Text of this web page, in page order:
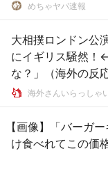
めちゃヤバ速報
大相撲ロンドン公
にイギリス騒然！
な？」（海外の反応
海外さんいらっし
【画像】「バーガ
け食べれてこの価